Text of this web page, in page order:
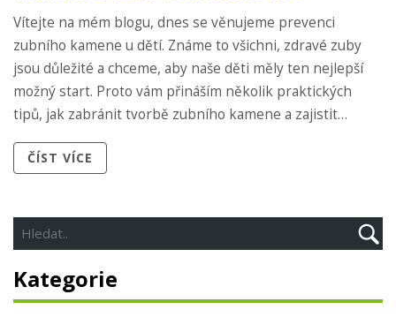
Vítejte na mém blogu, dnes se věnujeme prevenci
zubního kamene u dětí. Známe to všichni, zdravé zuby
jsou důležité a chceme, aby naše děti měly ten nejlepší
možný start. Proto vám přináším několik praktických
tipů, jak zabránit tvorbě zubního kamene a zajistit
ukažme našim dětem cestu k zdravým úsměvům!
ČÍST VÍCE
Kategorie